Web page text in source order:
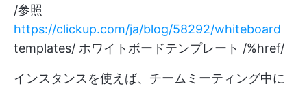
/参照
https://clickup.com/ja/blog/58292/whiteboard
templates/ ホワイトボードテンプレート /%href/
インスタンスを使えば、チームミーティング中に